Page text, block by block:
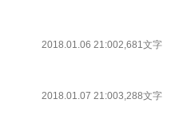
2018.01.06 21:002,681文字
2018.01.07 21:003,288文字